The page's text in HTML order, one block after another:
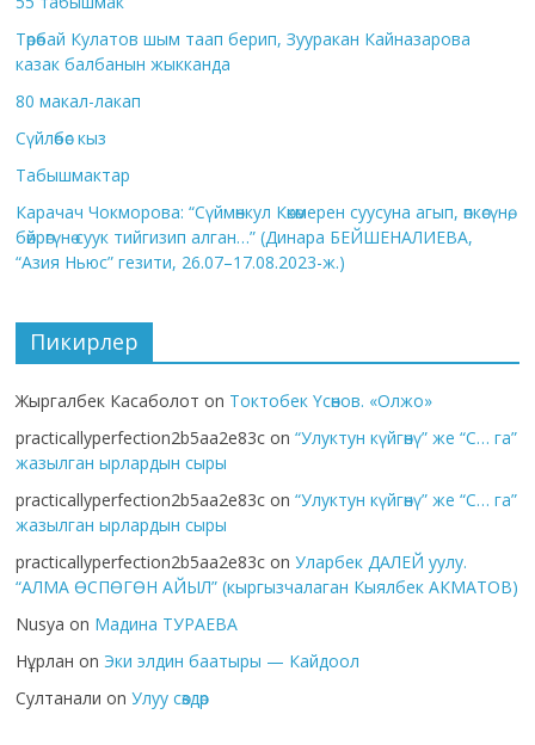
Төрөбай Кулатов шым таап берип, Зууракан Кайназарова
казак балбанын жыкканда
80 макал-лакап
Сүйлөбөс кыз
Табышмактар
Карачач Чокморова: “Сүймөнкул Көкөмерен суусуна агып, өпкөсүнө,
бөйрөгүнө суук тийгизип алган…” (Динара БЕЙШЕНАЛИЕВА,
“Азия Ньюс” гезити, 26.07–17.08.2023-ж.)
Пикирлер
Жыргалбек Касаболот on Токтобек Үсөнов. «Олжо»
practicallyperfection2b5aa2e83c on“Улуктун күйгөнү” же “С… га”
жазылган ырлардын сыры
practicallyperfection2b5aa2e83c on“Улуктун күйгөнү” же “С… га”
жазылган ырлардын сыры
practicallyperfection2b5aa2e83c onУларбек ДАЛЕЙ уулу.
“АЛМА ӨСПӨГӨН АЙЫЛ” (кыргызчалаган Кыялбек АКМАТОВ)
Nusya on Мадина ТУРАЕВА
Нұрлан on Эки элдин баатыры — Кайдоол
Султанали onУлуу сөздөр